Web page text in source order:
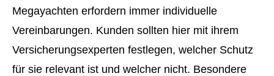
Megayachten erfordern immer individuelle
Vereinbarungen. Kunden sollten hier mit ihrem
Versicherungsexperten festlegen, welcher Schutz
für sie relevant ist und welcher nicht. Besondere